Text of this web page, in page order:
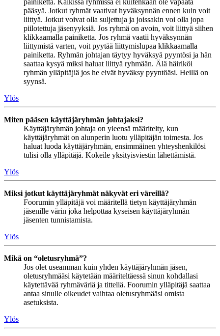
painiketta. Kaikissa ryhmissä ei kuitenkaan ole vapaata
pääsyä. Jotkut ryhmät vaativat hyväksynnän ennen kuin voit
liittyä. Jotkut voivat olla suljettuja ja joissakin voi olla jopa
piilotettuja jäsenyyksiä. Jos ryhmä on avoin, voit liittyä siihen
klikkaamalla painiketta. Jos ryhmä vaatii hyväksynnän
liittymistä varten, voit pyytää liittymislupaa klikkaamalla
painiketta. Ryhmän johtajan täytyy hyväksyä pyyntösi ja hän
saattaa kysyä miksi haluat liittyä ryhmään. Älä häiriköi
ryhmän ylläpitäjiä jos he eivät hyväksy pyyntöäsi. Heillä on
syynsä.
Ylös
Miten pääsen käyttäjäryhmän johtajaksi?
Käyttäjäryhmän johtaja on yleensä määritelty, kun
käyttäjäryhmät on alunperin luotu ylläpitäjän toimesta. Jos
haluat luoda käyttäjäryhmän, ensimmäinen yhteyshenkilösi
tulisi olla ylläpitäjä. Kokeile yksityisviestin lähettämistä.
Ylös
Miksi jotkut käyttäjäryhmät näkyvät eri väreillä?
Foorumin ylläpitäjä voi määritellä tietyn käyttäjäryhmän
jäsenille värin joka helpottaa kyseisen käyttäjäryhmän
jäsenten tunnistamista.
Ylös
Mikä on “oletusryhmä”?
Jos olet useamman kuin yhden käyttäjäryhmän jäsen,
oletusryhmääsi käytetään määriteltäessä sinun kohdallasi
käytettävää ryhmäväriä ja titteliä. Foorumin ylläpitäjä saattaa
antaa sinulle oikeudet vaihtaa oletusryhmääsi omista
asetuksista.
Ylös